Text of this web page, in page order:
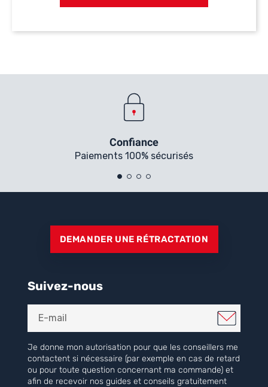
Confiance
Paiements 100% sécurisés
DEMANDER UNE RÉTRACTATION
Suivez-nous
Je donne mon autorisation pour que les conseillers me
contactent si nécessaire (par exemple en cas de retard
ou pour toute question concernant ma commande) et
afin de recevoir nos guides et conseils gratuitement